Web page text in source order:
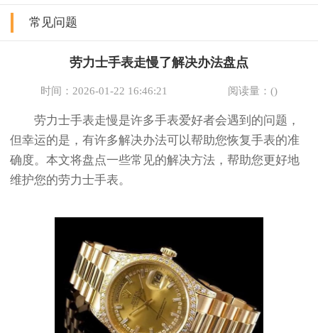
常见问题
劳力士手表走慢了解决办法盘点
时间：2026-01-22 16:46:21 阅读量：()
劳力士手表走慢是许多手表爱好者会遇到的问题，
但幸运的是，有许多解决办法可以帮助您恢复手表的准
确度。本文将盘点一些常见的解决方法，帮助您更好地
维护您的劳力士手表。